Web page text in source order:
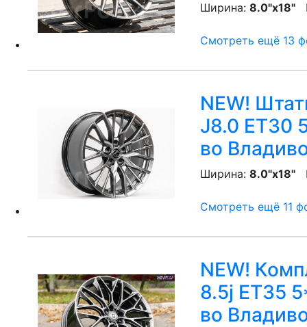
Ширина: 8.0"x18"
Смотреть ещё 13
NEW!
J8.0 ET30
во
Ширина: 8.0"x18"
Смотреть ещё 11
NEW!
8.5j ET35
во